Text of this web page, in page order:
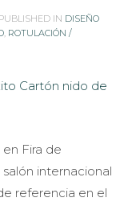
PUBLISHED IN DISEÑO
, ROTULACIÓN /
Fira de
salón internacional
referencia en el